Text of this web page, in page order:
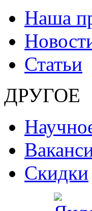
Наша
Статьи
ДРУГОЕ
Скидки